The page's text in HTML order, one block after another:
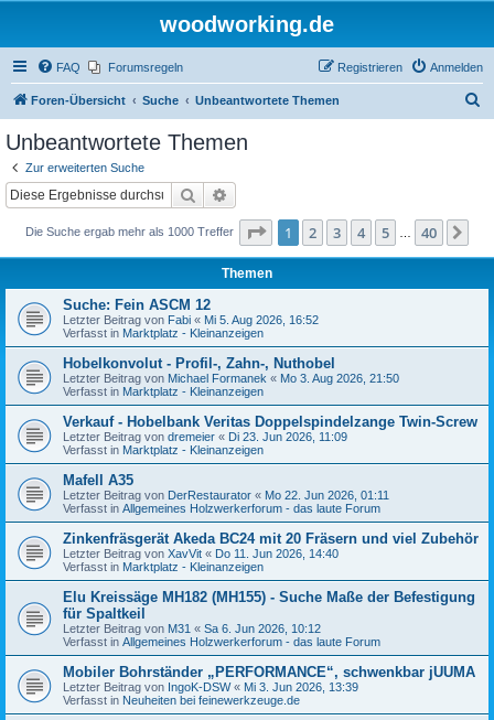
woodworking.de
FAQ Forumsregeln Anmelden
Registrieren
Foren-Übersicht Suche Unbeantwortete Themen
Unbeantwortete Themen
Zur erweiterten Suche
Suche
Die Suche ergab mehr als 1000 Treffer Seite 1von 40
1 2 3 4 5 40
Themen
Suche: Fein ASCM 12
Letzter Beitrag von Fabi « Mi 5. Aug 2026, 16:52
Verfasst in Marktplatz - Kleinanzeigen
Hobelkonvolut - Profil-, Zahn-, Nuthobel
Letzter Beitrag von Michael Formanek « Mo 3. Aug 2026, 21:50
Verfasst in Marktplatz - Kleinanzeigen
Verkauf - Hobelbank Veritas Doppelspindelzange Twin-Screw
Letzter Beitrag von dremeier « Di 23. Jun 2026, 11:09
Verfasst in Marktplatz - Kleinanzeigen
Mafell A35
Letzter Beitrag von DerRestaurator « Mo 22. Jun 2026, 01:11
Verfasst in Allgemeines Holzwerkerforum - das laute Forum
Zinkenfräsgerät Akeda BC24 mit 20 Fräsern und viel Zubehör
Letzter Beitrag von XavVit « Do 11. Jun 2026, 14:40
Verfasst in Marktplatz - Kleinanzeigen
Elu Kreissäge MH182 (MH155) - Suche Maße der Befestigung
für Spaltkeil
Letzter Beitrag von M31 « Sa 6. Jun 2026, 10:12
Verfasst in Allgemeines Holzwerkerforum - das laute Forum
Mobiler Bohrständer „PERFORMANCE“, schwenkbar jUUMA
Letzter Beitrag von IngoK-DSW« Mi 3. Jun 2026, 13:39
Verfasst in Neuheiten bei feinewerkzeuge.de